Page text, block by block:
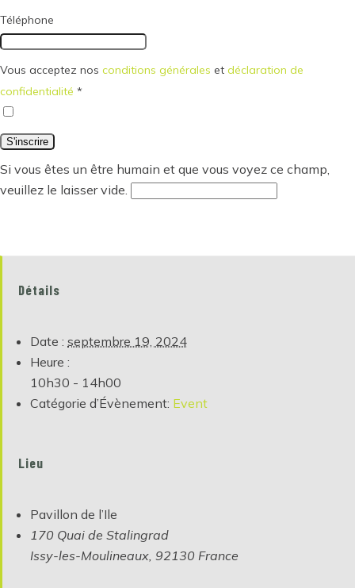
Téléphone
Vous acceptez nos conditions générales et déclaration de
confidentialité *
Si vous êtes un être humain et que vous voyez ce champ,
veuillez le laisser vide.
Détails
Date : septembre 19, 2024
Heure :
10h30 - 14h00
Catégorie d’Évènement: Event
Lieu
Pavillon de l’Ile
170 Quai de Stalingrad
Issy-les-Moulineaux, 92130 France